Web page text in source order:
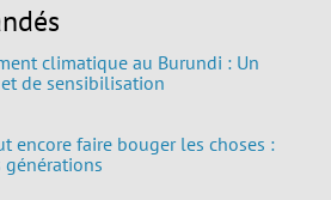
climatique au Burundi : Un
de sensibilisation
encore faire bouger les choses :